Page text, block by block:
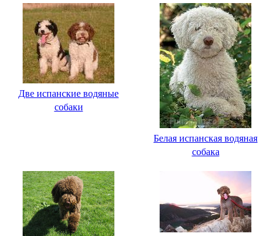
Две испанские водяные
собаки
Белая испанская водяная
собака